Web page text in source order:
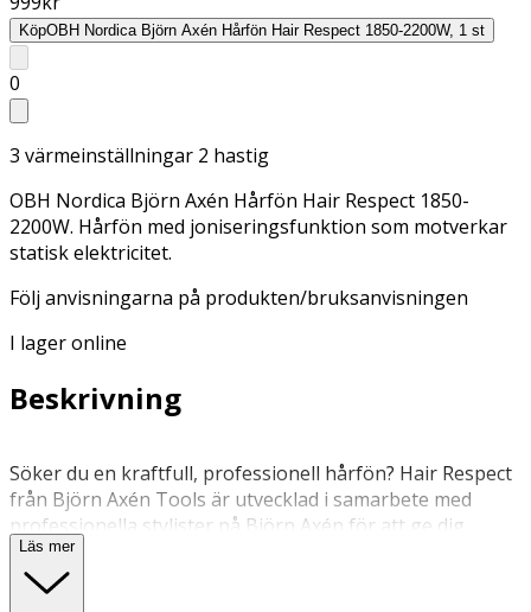
KöpOBH Nordica Björn Axén Hårfön Hair Respect 1850-2200W, 1 st
0
3 värmeinställningar 2 hastig
OBH Nordica Björn Axén Hårfön Hair Respect 1850-
2200W. Hårfön med joniseringsfunktion som motverkar
statisk elektricitet.
Följ anvisningarna på produkten/bruksanvisningen
I lager online
Beskrivning
Söker du en kraftfull, professionell hårfön? Hair Respect
från Björn Axén Tools är utvecklad i samarbete med
professionella stylister på Björn Axén för att ge dig
salongskänslan hemma. Förutom en kraftfull AC-motor
har denna hårfön joniseringsfunktion som motverkar
Läs mer